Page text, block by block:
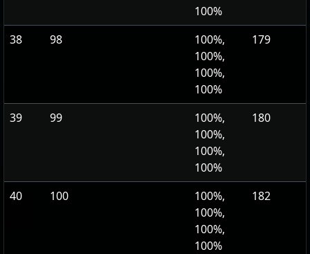
100%
38
98
100%,
100%,
100%,
100%
179
39 99
100%,
100%,
100%,
100%
180
40 100
100%,
100%,
100%,
100%
182